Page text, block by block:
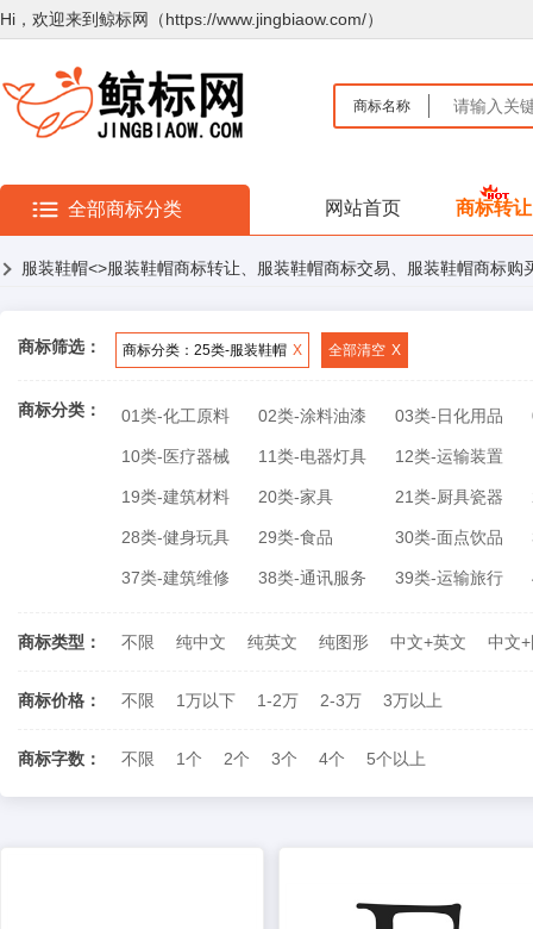
Hi，欢迎来到鲸标网（https://www.jingbiaow.com/）
商标名称
全部商标分类 网站首页 商标转让
服装鞋帽<>服装鞋帽商标转让、服装鞋帽商标交易、服装鞋帽商标购
商标筛选： 商标分类：25类-服装鞋帽 X 全部清空 X
商标分类： 01类-化工原料 02类-涂料油漆 03类-日化用品
10类-医疗器械 11类-电器灯具 12类-运输装置
19类-建筑材料 20类-家具 21类-厨具瓷器
28类-健身玩具 29类-食品 30类-面点饮品
37类-建筑维修 38类-通讯服务 39类-运输旅行
商标类型： 不限 纯中文 纯英文 纯图形 中文+英文 中文
商标价格： 不限 1万以下 1-2万 2-3万 3万以上
商标字数： 不限 1个 2个 3个 4个 5个以上